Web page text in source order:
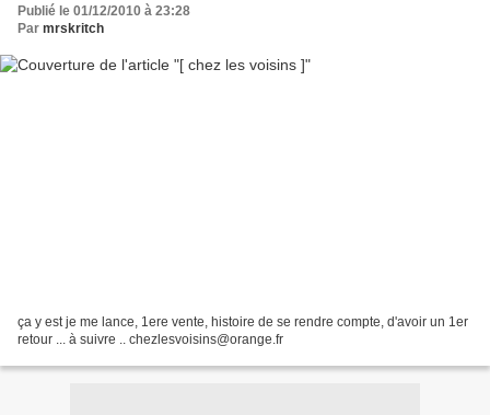
Publié le 01/12/2010 à 23:28
Par mrskritch
ça y est je me lance, 1ere vente, histoire de se rendre compte, d'avoir un 1er
retour ... à suivre .. chezlesvoisins@orange.fr